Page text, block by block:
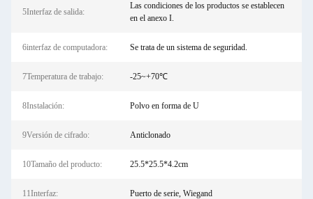
5Interfaz de salida:
Las condiciones de los productos se establecen
en el anexo I.
6interfaz de computadora: Se trata de un sistema de seguridad.
7Temperatura de trabajo: -25~+70℃
8Instalación: Polvo en forma de U
9Versión de cifrado: Anticlonado
10Tamaño del producto: 25.5*25.5*4.2cm
11Interfaz: Puerto de serie, Wiegand